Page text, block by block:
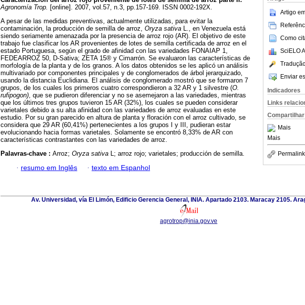
Artigo
Como
SciELO
Enviar
Indicadores
Links
Compartilhar
Mais
Mais
Permalink
Agronomía Trop. [online]. 2007, vol.57, n.3, pp.157-169. ISSN 0002-192X.
A pesar de las medidas preventivas, actualmente utilizadas, para evitar la
contaminación, la producción de semilla de arroz, Oryza sativa L., en Venezuela está
siendo seriamente amenazada por la presencia de arroz rojo (AR). El objetivo de este
trabajo fue clasificar los AR provenientes de lotes de semilla certificada de arroz en el
estado Portuguesa, según el grado de afinidad con las variedades FONAIAP 1,
FEDEARROZ 50, D-Sativa; ZETA 15® y Cimarrón. Se evaluaron las características de
morfología de la planta y de los granos. A los datos obtenidos se les aplicó un análisis
multivariado por componentes principales y de conglomerados de árbol jerarquizado,
usando la distancia Euclidiana. El análisis de conglomerado mostró que se formaron 7
grupos, de los cuales los primeros cuatro correspondieron a 32 AR y 1 silvestre (O.
rufipogon), que se pudieron diferenciar y no se asemejaron a las variedades, mientras
que los últimos tres grupos tuvieron 15 AR (32%), los cuales se pueden considerar
varietales debido a su alta afinidad con las variedades de arroz evaluadas en este
estudio. Por su gran parecido en altura de planta y floración con el arroz cultivado, se
considera que 29 AR (60,41%) pertenecientes a los grupos I y III, pudieran estar
evolucionando hacia formas varietales. Solamente se encontró 8,33% de AR con
características contrastantes con las variedades de arroz.
Palavras-chave : Arroz; Oryza sativa L; arroz rojo; varietales; producción de semilla.
· resumo em Inglês · texto em Espanhol
Av. Universidad, vía El Limón, Edificio Gerencia General, INIA. Apartado 2103. Maracay 2105.
agrotrop@inia.gov.ve